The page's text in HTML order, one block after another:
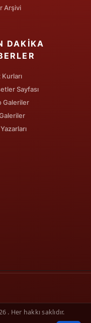
Arşivi
DAKIKA
Kurları
Sayfası
Galeriler
. Her hakkı saklıdır.